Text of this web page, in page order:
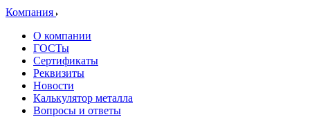
Компания
О компании
ГОСТы
Сертификаты
Реквизиты
Новости
Калькулятор металла
Вопросы и ответы